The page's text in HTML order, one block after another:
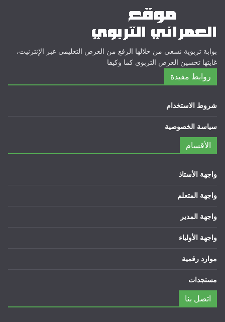
بوابة تربوية نسعى من خلالها الرفع من العرض التعليمي عبر الإنترنيت،
غايتها تحسين العرض التربوي كما وكيفا
روابط مفيدة
شروط الاستخدام
سياسة الخصوصية
الأقسام
واجهة الأستاذ
واجهة المتعلم
واجهة المدير
واجهة الأولياء
موارد رقمية
مستجدات
اتصل بنا